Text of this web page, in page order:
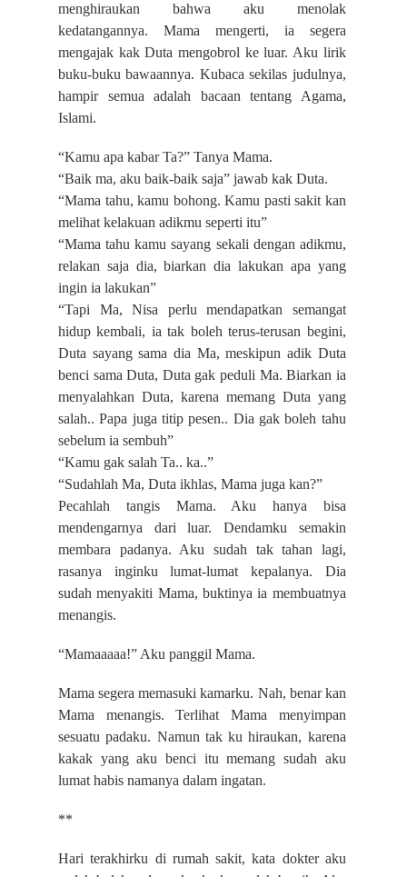
menghiraukan bahwa aku menolak
kedatangannya. Mama mengerti, ia segera
mengajak kak Duta mengobrol ke luar. Aku lirik
buku-buku bawaannya. Kubaca sekilas judulnya,
hampir semua adalah bacaan tentang Agama,
Islami.
“Kamu apa kabar Ta?” Tanya Mama.
“Baik ma, aku baik-baik saja” jawab kak Duta.
“Mama tahu, kamu bohong. Kamu pasti sakit kan
melihat kelakuan adikmu seperti itu”
“Mama tahu kamu sayang sekali dengan adikmu,
relakan saja dia, biarkan dia lakukan apa yang
ingin ia lakukan”
“Tapi Ma, Nisa perlu mendapatkan semangat
hidup kembali, ia tak boleh terus-terusan begini,
Duta sayang sama dia Ma, meskipun adik Duta
benci sama Duta, Duta gak peduli Ma. Biarkan ia
menyalahkan Duta, karena memang Duta yang
salah.. Papa juga titip pesen.. Dia gak boleh tahu
sebelum ia sembuh”
“Kamu gak salah Ta.. ka..”
“Sudahlah Ma, Duta ikhlas, Mama juga kan?”
Pecahlah tangis Mama. Aku hanya bisa
mendengarnya dari luar. Dendamku semakin
membara padanya. Aku sudah tak tahan lagi,
rasanya inginku lumat-lumat kepalanya. Dia
sudah menyakiti Mama, buktinya ia membuatnya
menangis.
“Mamaaaaa!” Aku panggil Mama.
Mama segera memasuki kamarku. Nah, benar kan
Mama menangis. Terlihat Mama menyimpan
sesuatu padaku. Namun tak ku hiraukan, karena
kakak yang aku benci itu memang sudah aku
lumat habis namanya dalam ingatan.
**
Hari terakhirku di rumah sakit, kata dokter aku